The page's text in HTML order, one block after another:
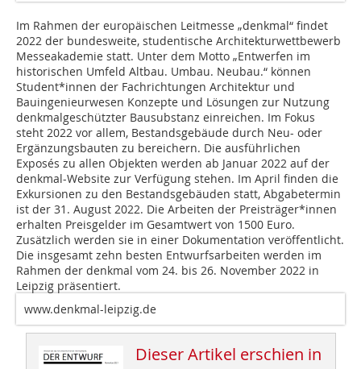
Im Rahmen der europäischen Leitmesse „denkmal“ findet
2022 der bundesweite, studentische Architekturwettbewerb
Messeakademie statt. Unter dem Motto „Entwerfen im
historischen Umfeld Altbau. Umbau. Neubau.“ können
Student*innen der Fachrichtungen Architektur und
Bauingenieurwesen Konzepte und Lösungen zur Nutzung
denkmalgeschützter Bausubstanz einreichen. Im Fokus
steht 2022 vor allem, Bestandsgebäude durch Neu- oder
Ergänzungsbauten zu bereichern. Die ausführlichen
Exposés zu allen Objekten werden ab Januar 2022 auf der
denkmal-Website zur Verfügung stehen. Im April finden die
Exkursionen zu den Bestandsgebäuden statt, Abgabetermin
ist der 31. August 2022. Die Arbeiten der Preisträger*innen
erhalten Preisgelder im Gesamtwert von 1500 Euro.
Zusätzlich werden sie in einer Dokumentation veröffentlicht.
Die insgesamt zehn besten Entwurfsarbeiten werden im
Rahmen der denkmal vom 24. bis 26. November 2022 in
Leipzig präsentiert.
www.denkmal-leipzig.de
Dieser Artikel erschien in